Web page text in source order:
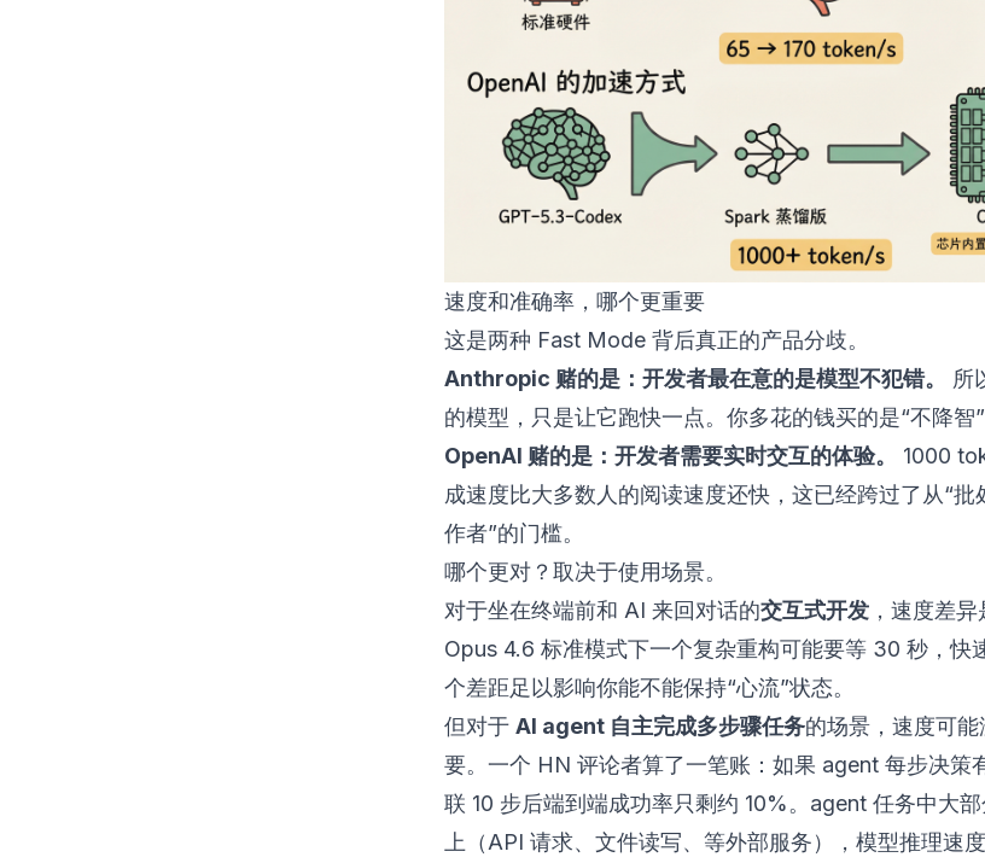
速度和准确率，哪个更重要
这是两种 Fast Mode 背后真正的产品分歧。
Anthropic 赌的是：开发者最在意的是模型不犯错。
所
的模型，只是让它跑快一点。你多花的钱买的是“不降智”
OpenAI 赌的是：开发者需要实时交互的体验。
1000
成速度比大多数人的阅读速度还快，这已经跨过了从“批
作者”的门槛。
哪个更对？取决于使用场景。
对于坐在终端前和 AI 来回对话的交互式开发 ，速度差异
Opus 4.6 标准模式下一个复杂重构可能要等 30 秒，快
个差距足以影响你能不能保持“心流”状态。
但对于 AI agent 自主完成多步骤任务的场景，速度可
要。一个 HN 评论者算了一笔账：如果 agent 每步决策
联 10 步后端到端成功率只剩约 10%。agent 任务中大
上（API 请求、文件读写、等外部服务），模型推理速